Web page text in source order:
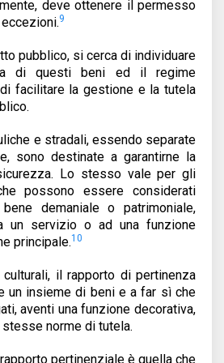
deve ottenere il permesso
9
pubblico, si cerca di individuare
di questi beni ed il regime
facilitare la gestione e la tutela
e stradali, essendo separate
sono destinate a garantirne la
Lo stesso vale per gli
possono essere considerati
demaniale o patrimoniale,
un servizio o ad una funzione
principale.10
il rapporto di pertinenza
un insieme di beni e a far sì che
aventi una funzione decorativa,
norme di tutela.
pertinenziale è quella che